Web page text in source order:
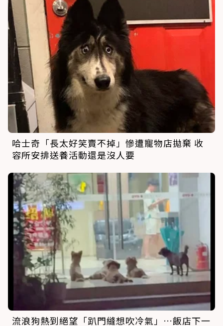
哈士奇「長太好笑賣不掉」慘遭寵物店拋棄 收
容所安排送養活動還是沒人要
流浪狗熱到絕望「趴門縫想吹冷氣」…飯店下一